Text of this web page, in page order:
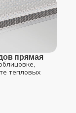
прямая
тепловых